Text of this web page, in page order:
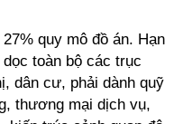
quy mô đồ án. Hạn
toàn bộ các trục
dân cư, phải dành quỹ
thương mại dịch vụ,